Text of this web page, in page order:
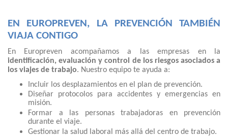
EN EUROPREVEN, LA PREVENCIÓN TAMBIÉN
VIAJA CONTIGO
En Europreven acompañamos a las empresas en la
identificación, evaluación y control de los riesgos asociados a
los viajes de trabajo. Nuestro equipo te ayuda a:
Incluir los desplazamientos en el plan de prevención.
Diseñar protocolos para accidentes y emergencias en
misión.
Formar a las personas trabajadoras en prevención
durante el viaje.
Gestionar la salud laboral más allá del centro de trabajo.